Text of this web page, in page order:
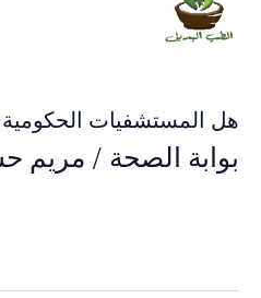
هل المستشفيات الحكومية
بوابة الصحة / مريم